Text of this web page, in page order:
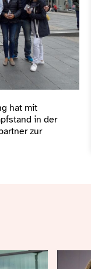
hat mit
in der
zur